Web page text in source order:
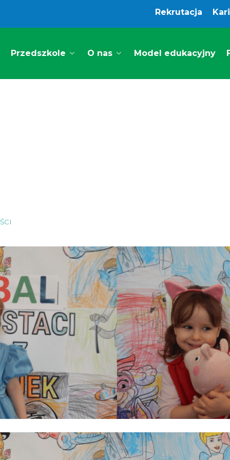
Rekrutacja
Przedszkole O nas Model edukacyjny